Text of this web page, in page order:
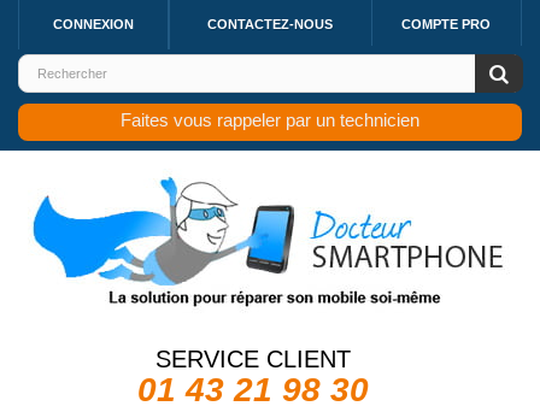
CONNEXION CONTACTEZ-NOUS COMPTE PRO
Faites vous rappeler par un technicien
SERVICE CLIENT
01 43 21 98 30